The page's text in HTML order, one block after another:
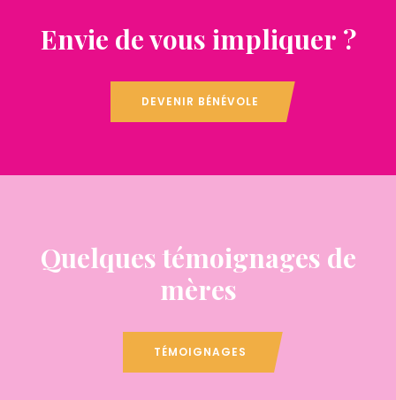
Envie de vous impliquer ?
DEVENIR BÉNÉVOLE
Quelques témoignages de
mères
TÉMOIGNAGES